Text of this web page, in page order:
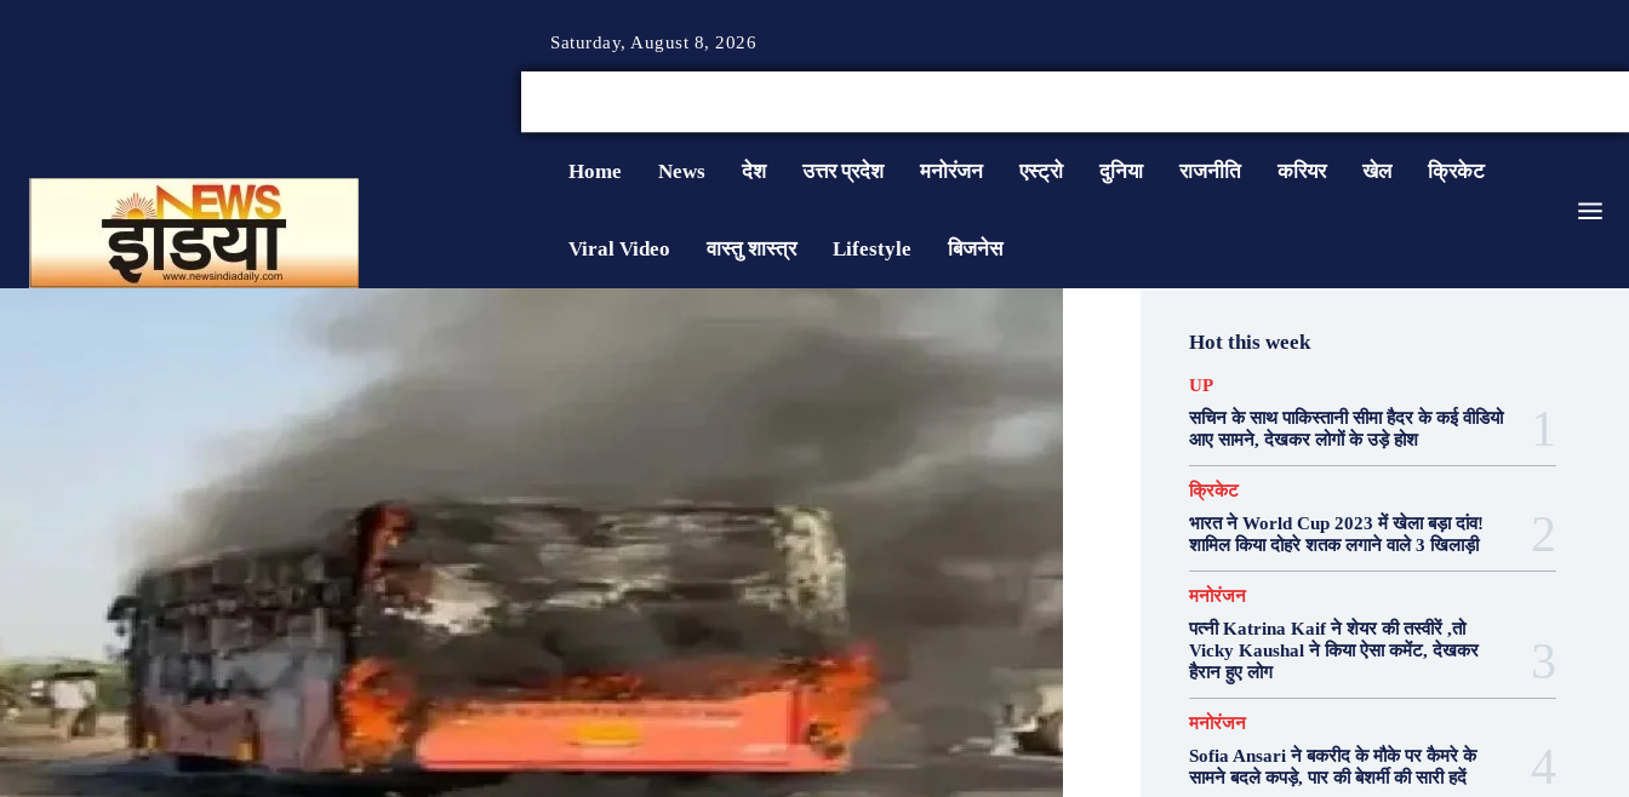
Saturday, August 8, 2026
Home News देश उत्तर प्रदेश मनोरंजन एस्ट्रो दुनिया राजनीति करियर खेल क्रिकेट
Viral Video वास्तु शास्त्र Lifestyle बिजनेस
Hot this week
UP
सचिन के साथ पाकिस्तानी सीमा हैदर के कई वीडियो
आए सामने, देखकर लोगों के उड़े होश
क्रिकेट
भारत ने World Cup 2023 में खेला बड़ा दांव!
शामिल किया दोहरे शतक लगाने वाले 3 खिलाड़ी
मनोरंजन
पत्नी Katrina Kaif ने शेयर की तस्वीरें ,तो
Vicky Kaushal ने किया ऐसा कमेंट, देखकर
हैरान हुए लोग
मनोरंजन
Sofia Ansari ने बकरीद के मौके पर कैमरे के
सामने बदले कपड़े, पार की बेशर्मी की सारी हदें